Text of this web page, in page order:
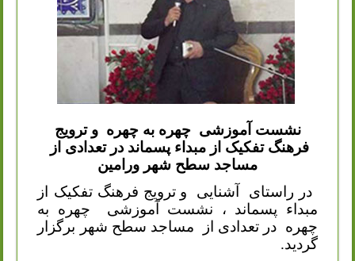
نشست آموزشی چهره به چهره و ترویج
فرهنگ تفکیک از مبداء پسماند در تعدادی از
مساجد سطح شهر ورامین
در راستای
آشنایی
و ترویج فرهنگ تفکیک از
مبداء پسماند ، نشست آموزشی
چهره به
چهره در تعدادی از
مساجد سطح شهر برگزار
گردید.